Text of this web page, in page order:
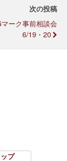
次の投稿
ーク事前相談会
6/19・20
プ